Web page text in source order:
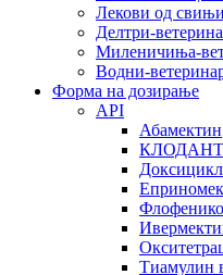
Лекови од свињи
Делтри-
Миленичиња-
Водни-
Форма на дозирање
API
Абамектин
Тиамулин